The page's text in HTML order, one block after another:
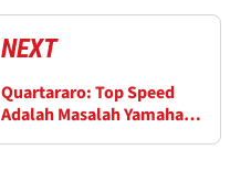
NEXT
Quartararo: Top Speed
Adalah Masalah Yamaha